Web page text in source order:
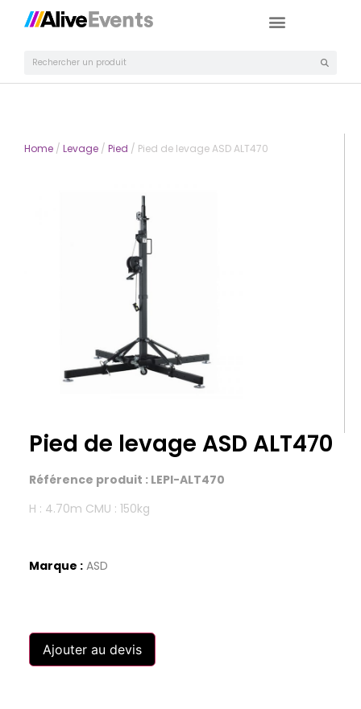
Home / Levage / Pied / Pied de levage ASD ALT470
Pied de levage ASD ALT470
Référence produit : LEPI-ALT470
H : 4.70m CMU : 150kg
Marque : ASD
Ajouter au devis